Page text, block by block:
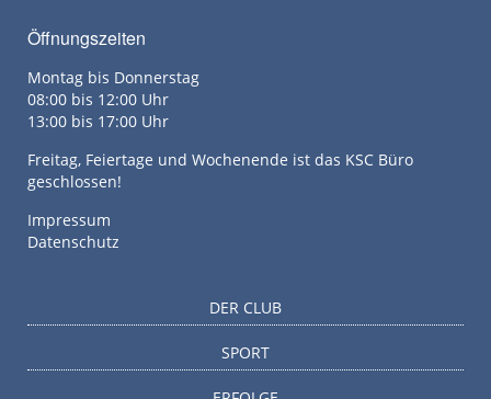
Öffnungszeiten
Montag bis Donnerstag
08:00 bis 12:00 Uhr
13:00 bis 17:00 Uhr
Freitag, Feiertage und Wochenende ist das KSC Büro
geschlossen!
Impressum
Datenschutz
DER CLUB
SPORT